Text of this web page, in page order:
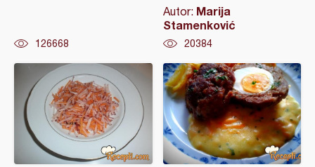
126668
Autor: Marija
Stamenković
20384